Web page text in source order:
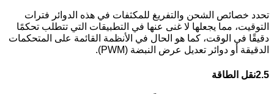
تحدد خصائص الشحن والتفريغ للمكثفات في هذه الدوائر فترات
التوقيت، مما يجعلها لا غنى عنها في التطبيقات التي تتطلب تحكمًا
دقيقًا في الوقت، كما هو الحال في الأنظمة القائمة على المتحكمات
الدقيقة أو دوائر تعديل عرض النبضة (PWM).
2.5نقل الطاقة